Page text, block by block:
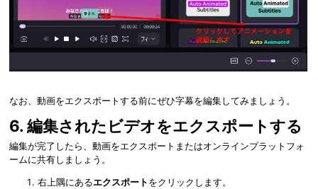
なお、動画をエクスポートする前にぜひ字幕を編集してみましょう。
6. 編集されたビデオをエクスポートする
編集が完了したら、動画をエクスポートまたはオンラインプラットフォ
ームに共有しましょう。
右上隅にあるエクスポート をクリックします。